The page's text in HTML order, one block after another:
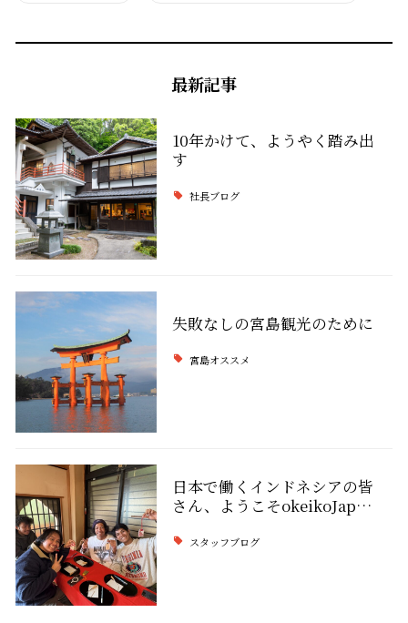
最新記事
10年かけて、ようやく踏み出
す
社長ブログ
失敗なしの宮島観光のために
宮島オススメ
日本で働くインドネシアの皆
さん、ようこそokeikoJap…
スタッフブログ